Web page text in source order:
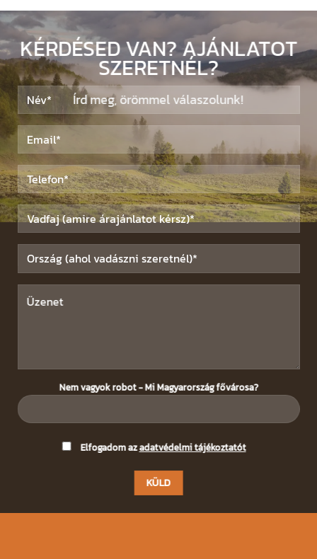
KÉRDÉSED VAN? AJÁNLATOT
SZERETNÉL?
Írd meg, örömmel válaszolunk!
Nem vagyok robot - Mi Magyarország fővárosa?
Elfogadom azadatvédelmi tájékoztatót